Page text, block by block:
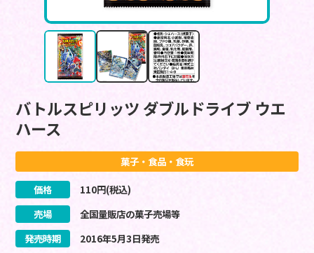
バトルスピリッツ ダブルドライブ ウエ
ハース
菓子・食品・食玩
価格 110円(税込)
売場
全国量販店の菓子売場等
発売時期
2016年5月3日発売